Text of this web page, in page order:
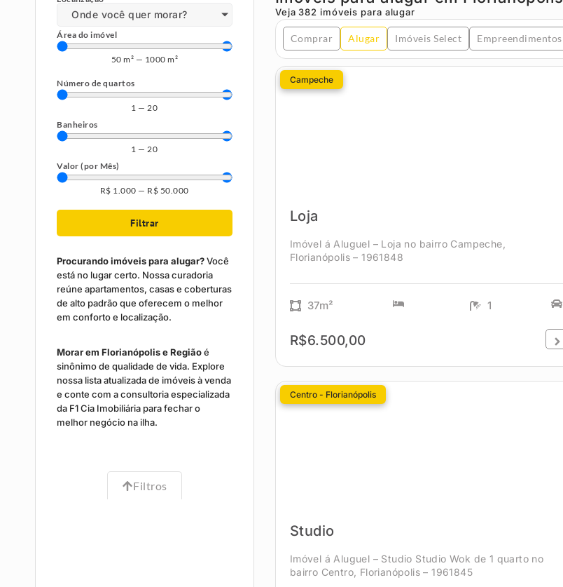
Onde você quer morar?
Área do imóvel
50 m² — 1000 m²
Número de quartos
1 —20
Banheiros
1 —20
Valor (por Mês)
R$ 1.000 — R$ 50.000
Filtrar
Procurando imóveis para alugar?Você
está no lugar certo. Nossa curadoria
reúne apartamentos, casas e coberturas
de alto padrão que oferecem o melhor
em conforto e localização.
Morar em Florianópolis e Regiãoé
sinônimo de qualidade de vida. Explore
nossa lista atualizada de imóveis à venda
e conte com a consultoria especializada
da F1 Cia Imobiliária para fechar o
melhor negócio na ilha.
Filtros
Veja 382 imóveis para alugar
Comprar Alugar Imóveis Select Empreendimentos
Campeche
Loja
Imóvel á Aluguel – Loja no bairro Campeche,
Florianópolis – 1961848
37m² 1
R$6.500,00
Centro - Florianópolis
Studio
Imóvel á Aluguel – Studio Studio Wok de 1 quarto no
bairro Centro, Florianópolis – 1961845